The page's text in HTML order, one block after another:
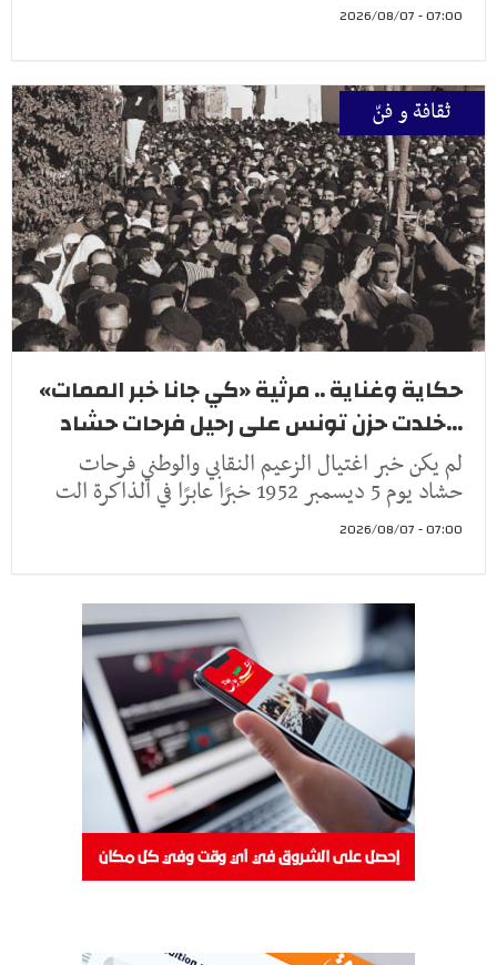
07:00 - 2026/08/07
ثقافة و فنّ
حكاية وغناية .. مرثية «كي جانا خبر الممات»
...خلدت حزن تونس على رحيل فرحات حشاد
لم يكن خبر اغتيال الزعيم النقابي والوطني فرحات
حشاد يوم 5 ديسمبر 1952 خبرًا عابرًا في الذاكرة الت
07:00 - 2026/08/07